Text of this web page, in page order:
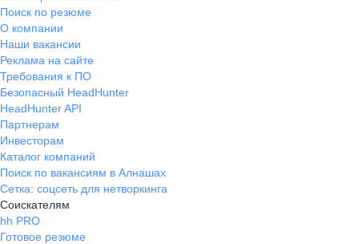
Поиск по резюме
О компании
Наши вакансии
Реклама на сайте
Требования к ПО
Безопасный HeadHunter
HeadHunter API
Партнерам
Инвесторам
Каталог компаний
Поиск по вакансиям в Алнашах
Сетка: соцсеть для нетворкинга
Соискателям
hh PRO
Готовое резюме